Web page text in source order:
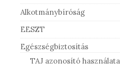
Alkotmánybíróság
EESZT
Egészségbiztosítás
TAJ azonosító használata